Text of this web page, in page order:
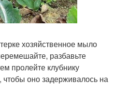
хозяйственное мыло
разбавьте
пролейте клубнику
оно задерживалось на